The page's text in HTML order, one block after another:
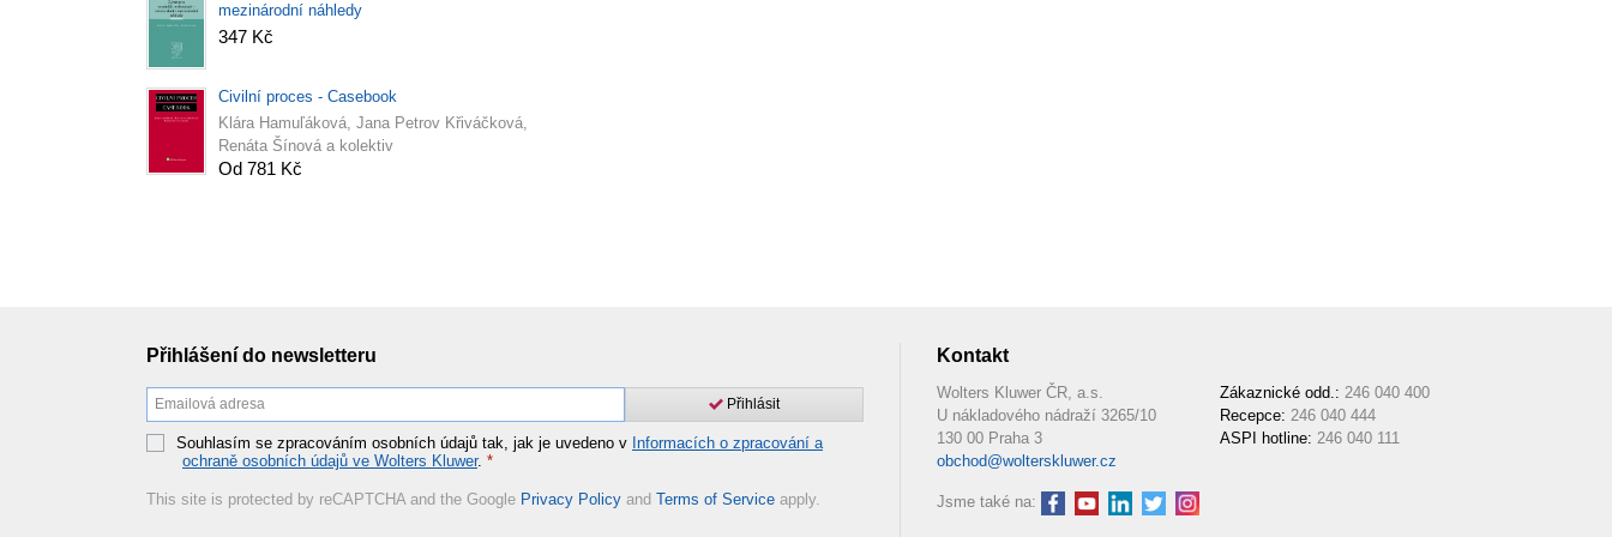
mezinárodní náhledy
347 Kč
Civilní proces - Casebook
Klára Hamuľáková, Jana Petrov Křiváčková,
Renáta Šínová a kolektiv
Od 781 Kč
Přihlášení do newsletteru
Přihlásit
Souhlasím se zpracováním osobních údajů tak, jak je uvedeno v Informacích o zpracování a
ochraně osobních údajů ve Wolters Kluwer. *
This site is protected by reCAPTCHA and the Google Privacy Policy and Terms of Service apply.
Kontakt
Wolters Kluwer ČR, a.s.
U nákladového nádraží 3265/10
130 00 Praha 3
obchod@wolterskluwer.cz
Zákaznické odd.: 246 040 400
Recepce: 246 040 444
ASPI hotline: 246 040 111
Jsme také na: